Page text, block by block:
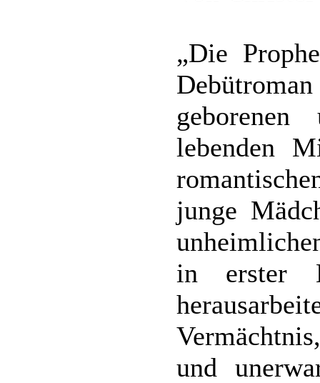
„Die
lebenden
junge
in erster
und